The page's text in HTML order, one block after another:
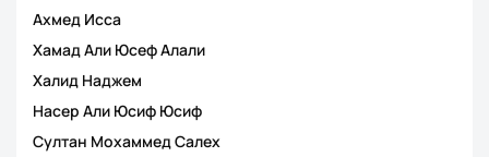
Ахмед Исса
Хамад Али Юсеф Алали
Халид Наджем
Насер Али Юсиф Юсиф
Султан Мохаммед Салех